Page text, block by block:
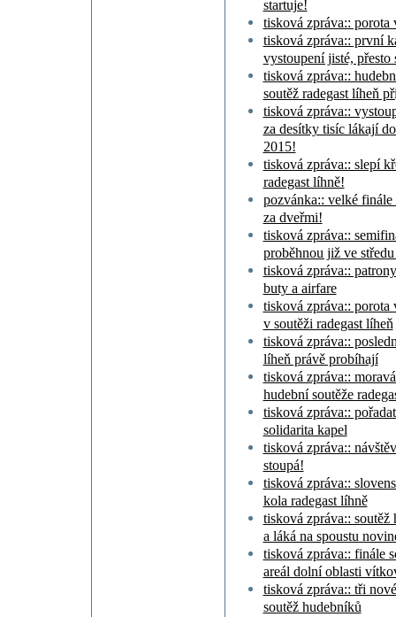
startuje!
tisková zpráva:: porota
tisková zpráva:: první
vystoupení jisté,
tisková zpráva::
soutěž radegast líheň
tisková zpráva::
za desítky tisíc lákají
2015!
tisková zpráva:: slepí
radegast líhně!
pozvánka:: velké
za dveřmi!
tisková zpráva::
proběhnou již ve
tisková zpráva::
buty a airfare
tisková zpráva:: porota
v soutěži radegast líheň
tisková zpráva::
líheň právě probíhají
tisková zpráva::
hudební soutěže
tisková zpráva::
solidarita kapel
tisková zpráva::
stoupá!
tisková zpráva::
kola radegast líhně
tisková zpráva:: soutěž
a láká na spoustu
tisková zpráva:: finále
areál dolní oblasti
tisková zpráva:: tři
soutěž hudebníků